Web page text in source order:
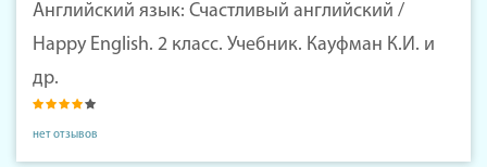
Английский язык: Счастливый английский /
Happy English. 2 класс. Учебник. Кауфман К.И. и
др.
нет отзывов